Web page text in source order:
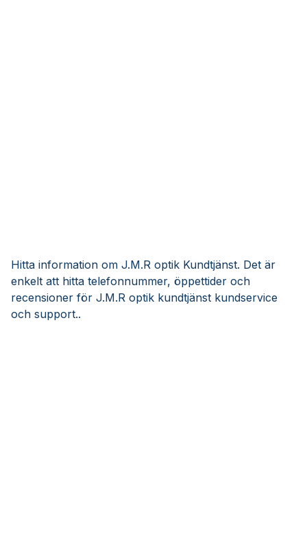
Hitta information om J.M.R optik Kundtjänst. Det är
enkelt att hitta telefonnummer, öppettider och
recensioner för J.M.R optik kundtjänst kundservice
och support..